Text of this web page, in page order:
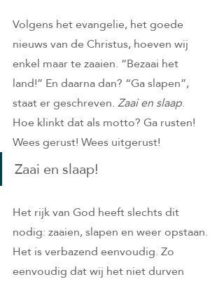
Volgens het evangelie, het goede
nieuws van de Christus, hoeven wij
enkel maar te zaaien. “Bezaai het
land!” En daarna dan? “Ga slapen”,
staat er geschreven. Zaai en slaap.
Hoe klinkt dat als motto? Ga rusten!
Wees gerust! Wees uitgerust!
Zaai en slaap!
Het rijk van God heeft slechts dit
nodig: zaaien, slapen en weer opstaan.
Het is verbazend eenvoudig. Zo
eenvoudig dat wij het niet durven